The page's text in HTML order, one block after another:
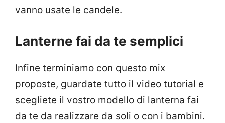
vanno usate le candele.
Lanterne fai da te semplici
Infine terminiamo con questo mix
proposte, guardate tutto il video tutorial e
scegliete il vostro modello di lanterna fai
da te da realizzare da soli o con i bambini.